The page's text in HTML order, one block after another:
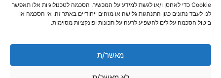
Cookie כדי לאחסן ו/או לגשת למידע על המכשיר. הסכמה לטכנולוגיות אלו תאפשר
לנו לעבד נתונים כגון התנהגות גלישה או מזהים ייחודיים באתר זה. אי הסכמה או
ביטול הסכמה עלולים להשפיע לרעה על תכונות ופונקציות מסוימות.
מאשר/ת
אימייל*